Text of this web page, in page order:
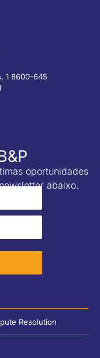
1 8600-645
oportunidades
abaixo.
Resolution